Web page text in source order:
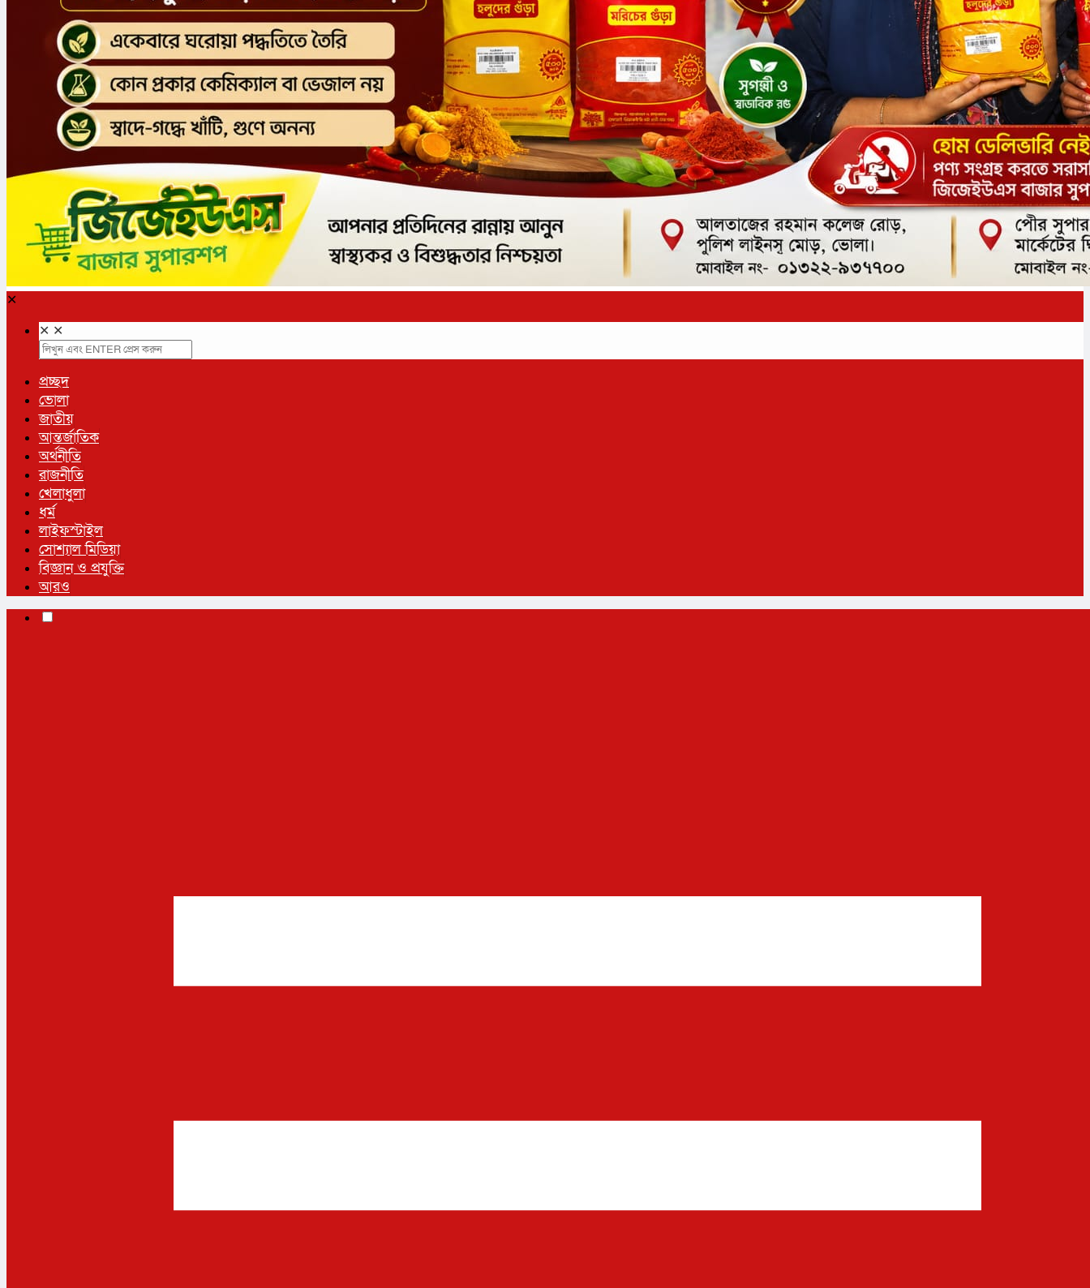
✕
✕ ✕
প্রচ্ছদ
ভোলা
জাতীয়
আন্তর্জাতিক
অর্থনীতি
রাজনীতি
খেলাধুলা
ধর্ম
লাইফস্টাইল
সোশ্যাল মিডিয়া
বিজ্ঞান ও প্রযুক্তি
আরও